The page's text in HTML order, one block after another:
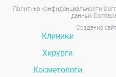
Политика конфиденциальности
данных
Создание
Клиники
Хирурги
Косметологи